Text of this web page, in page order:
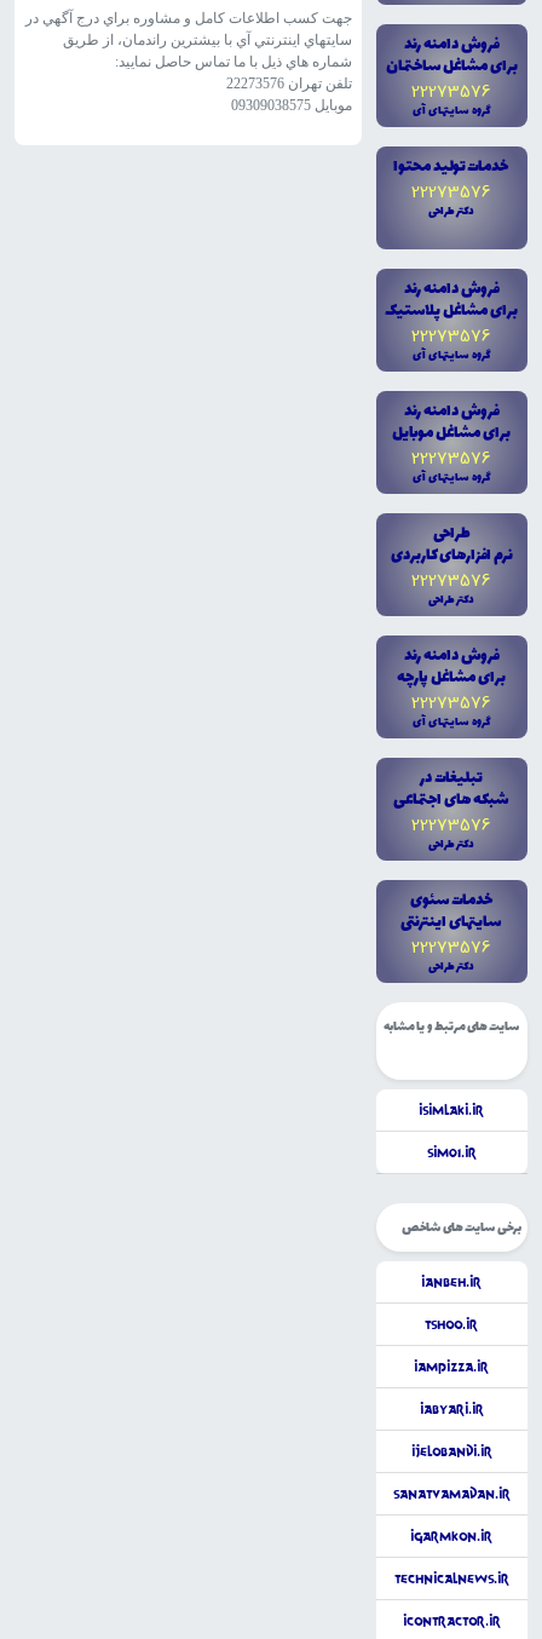
فروش دامنه رند
براى مشاغل ساختمان
22273576
گروه سايتهاى آى
خدمات توليد محتوا
22273576
دکتر طراحى
فروش دامنه رند
براى مشاغل پلاستيک
22273576
گروه سايتهاى آى
فروش دامنه رند
براى مشاغل موبايل
22273576
گروه سايتهاى آى
طراحى
نرم افزارهاى کاربردى
22273576
دکتر طراحى
فروش دامنه رند
براى مشاغل پارچه
22273576
گروه سايتهاى آى
تبليغات در
شبکه هاى اجتماعى
22273576
دکتر طراحى
خدمات سئوى
سايتهاى اينترنتى
22273576
دکتر طراحى
سایت های مرتبط و یا مشابه
iSimlaki.ir
Sim01.ir
برخی سایت های شاخص
iAnbeh.ir
tShoo.ir
iAmPizza.ir
iAbyari.ir
iJelobandi.ir
SanatVaMadan.ir
iGarmkon.ir
TechnicalNews.ir
iContractor.ir
جهت کسب اطلاعات کامل و مشاوره براي درج آگهي در
سايتهاي اينترنتي آي با بيشترين راندمان، از طريق
شماره هاي ذيل با ما تماس حاصل نماييد:
تلفن تهران 22273576
موبايل 09309038575